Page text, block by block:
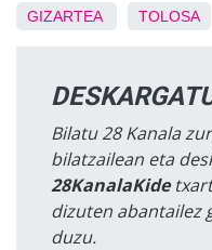
GIZARTEA TOLOSA
Bilatu 28 Kanala
bilatzailean eta
28KanalaKide
dizuten abantailez
duzu.